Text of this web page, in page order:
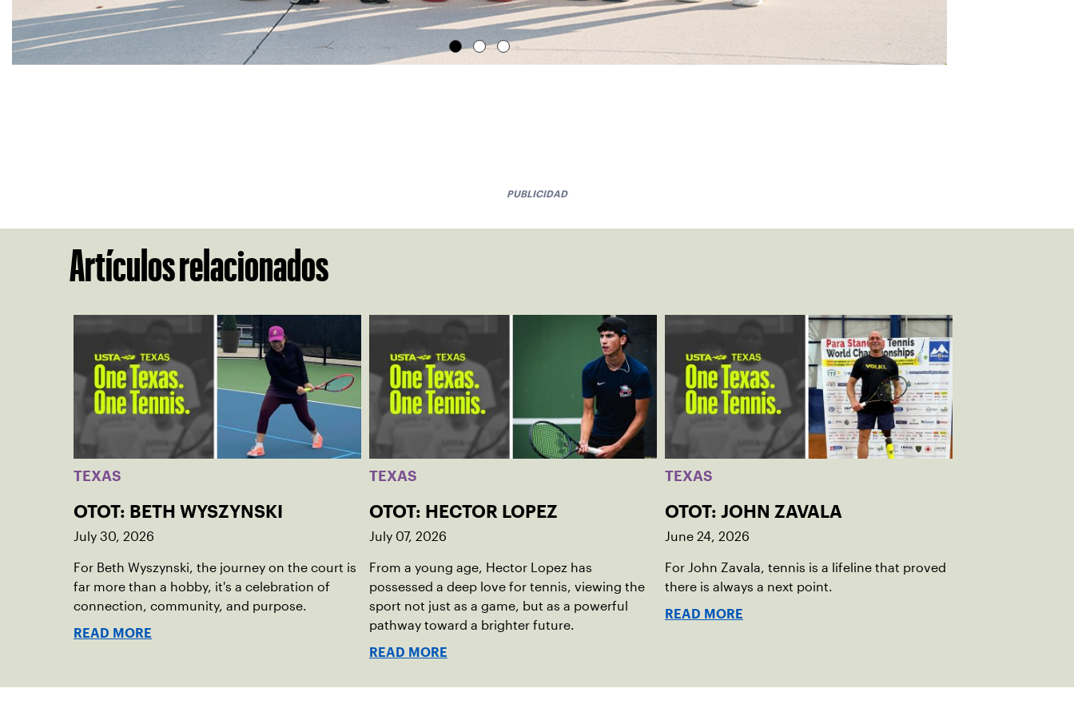
PUBLICIDAD
Artículos relacionados
TEXAS
OTOT: BETH WYSZYNSKI
July 30, 2026
For Beth Wyszynski, the journey on the court is
far more than a hobby, it's a celebration of
connection, community, and purpose.
READ MORE
TEXAS
OTOT: HECTOR LOPEZ
July 07, 2026
From a young age, Hector Lopez has
possessed a deep love for tennis, viewing the
sport not just as a game, but as a powerful
pathway toward a brighter future.
READ MORE
TEXAS
OTOT: JOHN ZAVALA
June 24, 2026
For John Zavala, tennis is a lifeline that proved
there is always a next point.
READ MORE